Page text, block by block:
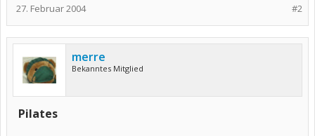
#2
27. Februar 2004
merre
Bekanntes Mitglied
Pilates